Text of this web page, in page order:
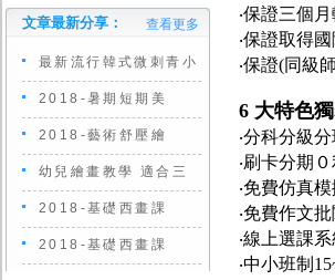
文章最新分享： 查看更多
最新流行韓式微刺青小
2018-暑期短期美
2018-藝術舒壓繪
幼兒繪畫教學 適合三
2018-基礎西畫課
2018-基礎西畫課
‧保證三個
‧保證取得
‧保證(同級
6 大特色
‧分科分級
‧刷卡分期
‧免費仿真
‧免費作文
‧線上選課
‧中小班制